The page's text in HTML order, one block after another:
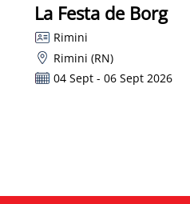
La Festa de Borg
Rimini
Rimini (RN)
04 Sept - 06 Sept 2026